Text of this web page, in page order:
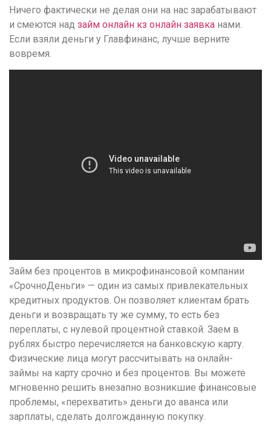
Ничего фактически не делая они на нас зарабатывают
и смеются над займ онлайн кз онлайн заявка нами.
Если взяли деньги у Главфинанс, лучше верните
вовремя.
Займ без процентов в микрофинансовой компании
«СрочноДеньги» — один из самых привлекательных
кредитных продуктов. Он позволяет клиентам брать
деньги и возвращать ту же сумму, то есть без
переплаты, с нулевой процентной ставкой. Заем в
рублях быстро перечисляется на банковскую карту.
Физические лица могут рассчитывать на онлайн-
займы на карту срочно и без процентов. Вы можете
мгновенно решить внезапно возникшие финансовые
проблемы, «перехватить» деньги до аванса или
зарплаты, сделать долгожданную покупку.